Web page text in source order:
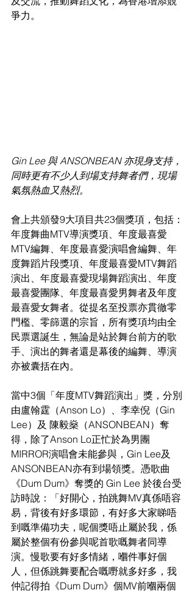
爭力。
Gin Lee 與 ANSONBEAN 亦現身支持，
同時更有不少人到場支持舞者們，現場
氣氛熱血又熱烈。
會上共頒發9大項目共23個獎項，包括：
年度舞曲MTV導演獎項、年度最喜愛
MTV編舞、年度最喜愛演唱會編舞、年
度舞蹈片段獎項、年度最喜愛MTV舞蹈
演出、年度最喜愛現場舞蹈演出、年度
最喜愛團隊、年度最喜愛男舞者及年度
最喜愛女舞者。從提名至投票亦貫徹零
門檻、零篩選的宗旨，所有獎項均由全
民票選誕生，無論是站於舞台前方的歌
手、演出的舞者還是幕後的編舞、導演
亦被囊括在內。
當中3個「年度MTV舞蹈演出」獎，分別
由盧翰霆（Anson Lo）、李幸倪（Gin
Lee）及 陳毅燊（ANSONBEAN）奪
得，除了Anson Lo正忙於為男團
MIRROR演唱會未能參與，Gin Lee及
ANSONBEAN亦有到場領獎。憑歌曲
《Dum Dum》奪獎的 Gin Lee 於後台受
訪時說：「好開心，拍跳舞MV真係唔容
易，背後有好多環節，有好多大家睇唔
到嘅準備功夫，呢個獎唔止屬於我，係
屬於整個有份參與呢首歌嘅舞者同導
演。慢歌要有好多情緒，嗰件事好個
人，但係跳舞要配合嘅嘢就多好多，我
仲記得拍《Dum Dum》個MV前嗰兩個